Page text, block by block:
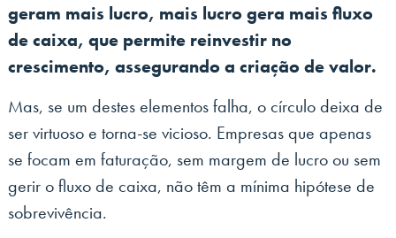
geram mais lucro, mais lucro gera mais fluxo
de caixa, que permite reinvestir no
crescimento, assegurando a criação de valor.
Mas, se um destes elementos falha, o círculo deixa de
ser virtuoso e torna-se vicioso. Empresas que apenas
se focam em faturação, sem margem de lucro ou sem
gerir o fluxo de caixa, não têm a mínima hipótese de
sobrevivência.